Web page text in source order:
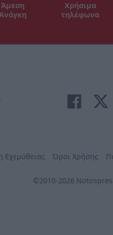
Άμεση
Χρήσιμα
τηλέφωνα
Εχεμύθειας Όροι Χρήσης
©2010-2026